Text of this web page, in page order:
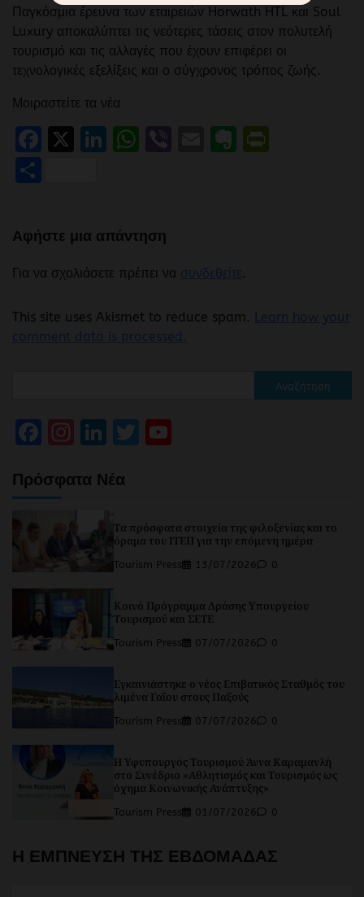
Παγκόσμια έρευνα των εταιρειών Horwath HTL και Soul
Luxury αποκαλύπτει τις νεότερες τάσεις στον πολυτελή
τουρισμό και τις αλλαγές που έχουν επιφέρει οι
τεχνολογικές εξελίξεις και ο σύγχρονος τρόπος ζωής.
Μοιραστείτε τα νέα
Facebook
X LinkedIn
WhatsApp
ViberEmailEvernote
Αφήστε μια απάντηση
Για να σχολιάσετε πρέπει να .
This site uses Akismet to reduce spam.
Αναζήτηση
Facebook
Instagram
LinkedIn
Twitter
Πρόσφατα Νέα
Τα πρόσφατα στοιχεία της φιλοξενίας και το
όραμα του ΙΤΕΠ για την επόμενη ημέρα
Tourism Press 13/07/2026 0
Κοινό Πρόγραμμα Δράσης Υπουργείου
Τουρισμού και ΣΕΤΕ
Tourism Press 07/07/2026 0
Εγκαινιάστηκε ο νέος Επιβατικός Σταθμός του
λιμένα Γαΐου στους Παξούς
Tourism Press 07/07/2026 0
Η Υφυπουργός Τουρισμού Άννα Καραμανλή
στο Συνέδριο «Αθλητισμός και Τουρισμός ως
όχημα Κοινωνικής Ανάπτυξης»
Tourism Press 01/07/2026 0
Η ΕΜΠΝΕΥΣΗ ΤΗΣ ΕΒΔΟΜΑΔΑΣ